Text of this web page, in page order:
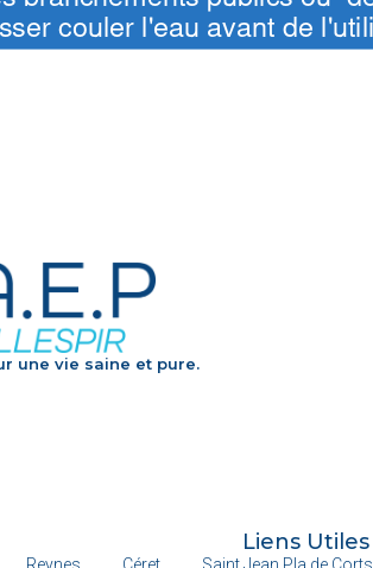
une vie saine et pure.
Liens Utiles